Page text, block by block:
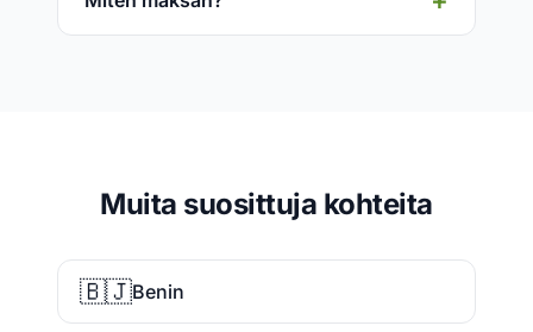
Muita suosittuja kohteita
🇧🇯Benin